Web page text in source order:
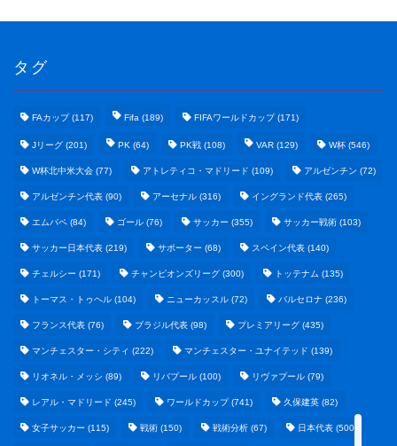
タグ
FAカップ (117) Fifa (189) FIFAワールドカップ (171)
Jリーグ (201) PK (64) PK戦 (108) VAR (129) W杯 (546)
W杯北中米大会 (77) アトレティコ・マドリード (109) アルゼンチン (72)
アルゼンチン代表 (90) アーセナル (316) イングランド代表 (265)
エムバペ (84) ゴール (76) サッカー (355) サッカー戦術 (103)
サッカー日本代表 (219) サポーター (68) スペイン代表 (140)
チェルシー (171) チャンピオンズリーグ (300) トッテナム (135)
トーマス・トゥヘル (104) ニューカッスル (72) バルセロナ (236)
フランス代表 (76) ブラジル代表 (98) プレミアリーグ (435)
マンチェスター・シティ (222) マンチェスター・ユナイテッド (139)
リオネル・メッシ (89) リバプール (100) リヴァプール (79)
レアル・マドリード (245) ワールドカップ (741) 久保建英 (82)
女子サッカー (115) 戦術 (150) 戦術分析 (67) 日本代表 (500)
テクノロジーまとめ
ビジネス・経済まとめ